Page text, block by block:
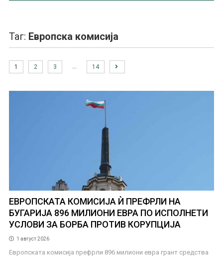
Таг: Европска комисија
1 2 3 14
ЕВРОПСКАТА КОМИСИЈА Ѝ ПРЕФРЛИ НА
БУГАРИЈА 896 МИЛИОНИ ЕВРА ПО ИСПОЛНЕТИ
УСЛОВИ ЗА БОРБА ПРОТИВ КОРУПЦИЈА
1 август 2026
Европската комисија префрли 896 милиони евра грант средства